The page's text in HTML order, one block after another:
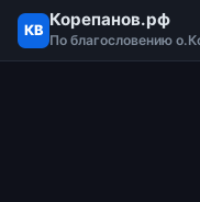
КВ Корепанов.рф